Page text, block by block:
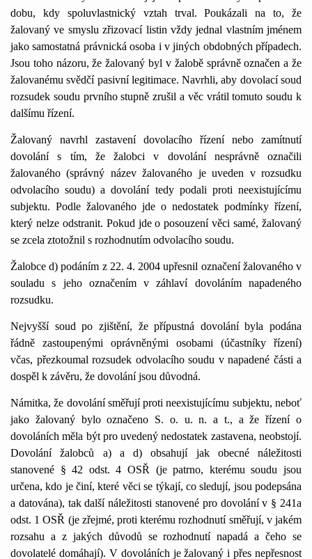
dobu, kdy spoluvlastnický vztah trval. Poukázali na to, že
žalovaný ve smyslu zřizovací listin vždy jednal vlastním jménem
jako samostatná právnická osoba i v jiných obdobných případech.
Jsou toho názoru, že žalovaný byl v žalobě správně označen a že
žalovanému svědčí pasivní legitimace. Navrhli, aby dovolací soud
rozsudek soudu prvního stupně zrušil a věc vrátil tomuto soudu k
dalšímu řízení.
Žalovaný navrhl zastavení dovolacího řízení nebo zamítnutí
dovolání s tím, že žalobci v dovolání nesprávně označili
žalovaného (správný název žalovaného je uveden v rozsudku
odvolacího soudu) a dovolání tedy podali proti neexistujícímu
subjektu. Podle žalovaného jde o nedostatek podmínky řízení,
který nelze odstranit. Pokud jde o posouzení věci samé, žalovaný
se zcela ztotožnil s rozhodnutím odvolacího soudu.
Žalobce d) podáním z 22. 4. 2004 upřesnil označení žalovaného v
souladu s jeho označením v záhlaví dovoláním napadeného
rozsudku.
Nejvyšší soud po zjištění, že přípustná dovolání byla podána
řádně zastoupenými oprávněnými osobami (účastníky řízení)
včas, přezkoumal rozsudek odvolacího soudu v napadené části a
dospěl k závěru, že dovolání jsou důvodná.
Námitka, že dovolání směřují proti neexistujícímu subjektu, neboť
jako žalovaný bylo označeno S. o. u. n. a t., a že řízení o
dovoláních měla být pro uvedený nedostatek zastavena, neobstojí.
Dovolání žalobců a) a d) obsahují jak obecné náležitosti
stanovené § 42 odst. 4 OSŘ (je patrno, kterému soudu jsou
určena, kdo je činí, které věci se týkají, co sledují, jsou podepsána
a datována), tak další náležitosti stanovené pro dovolání v § 241a
odst. 1 OSŘ (je zřejmé, proti kterému rozhodnutí směřují, v jakém
rozsahu a z jakých důvodů se rozhodnutí napadá a čeho se
dovolatelé domáhají). V dovoláních je žalovaný i přes nepřesnost